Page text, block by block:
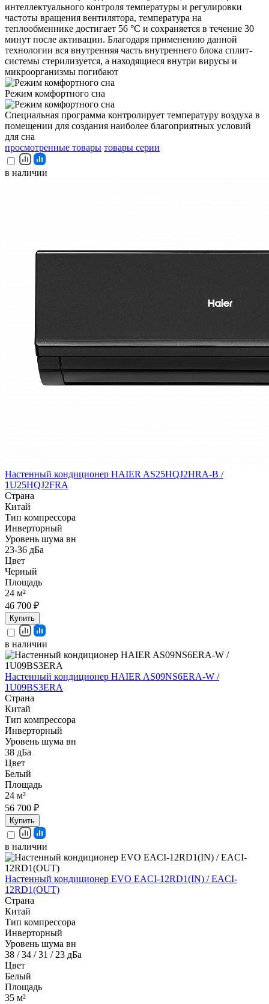
интеллектуального контроля температуры и регулировки
частоты вращения вентилятора, температура на
теплообменнике достигает 56 °С и сохраняется в течение 30
минут после активации. Благодаря применению данной
технологии вся внутренняя часть внутреннего блока сплит-
системы стерилизуется, а находящиеся внутри вирусы и
микроорганизмы погибают
Режим комфортного сна
Специальная программа контролирует температуру воздуха в
помещении для создания наиболее благоприятных условий
для сна
просмотренные товары товары серии
в наличии
Настенный кондиционер HAIER AS25HQJ2HRA-B /
1U25HQJ2FRA
Страна
Китай
Тип компрессора
Инверторный
Уровень шума вн
23-36 дБа
Цвет
Черный
Площадь
24 м²
46 700 ₽
Купить
в наличии
Настенный кондиционер HAIER AS09NS6ERA-W /
1U09BS3ERA
Страна
Китай
Тип компрессора
Инверторный
Уровень шума вн
38 дБа
Цвет
Белый
Площадь
24 м²
56 700 ₽
Купить
в наличии
Настенный кондиционер EVO EACI-12RD1(IN) / EACI-
12RD1(OUT)
Страна
Китай
Тип компрессора
Инверторный
Уровень шума вн
38 / 34 / 31 / 23 дБа
Цвет
Белый
Площадь
35 м²